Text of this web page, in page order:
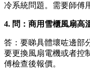
冷系統問題。需要師傅
4. 問：商用雪櫃風扇高
答：要睇具體壞咗邊部
要更換風扇電機或者控
傅檢查後報價。